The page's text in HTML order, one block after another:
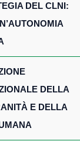
DEL CLNI:
DELLA
E DELLA